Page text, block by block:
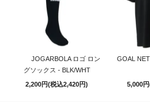
JOGARBOLA ロゴ ロン
グソックス - BLK/WHT
2,200円(税込2,420円)
GOAL
5,000